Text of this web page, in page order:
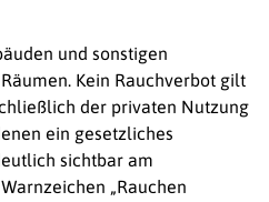
und sonstigen
Kein Rauchverbot gilt
der privaten Nutzung
ein gesetzliches
sichtbar am
„Rauchen